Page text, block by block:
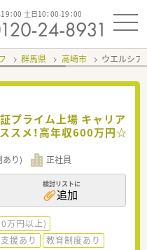
：00 土日10：00-19：00
群馬県 高崎市 ウエルシ
プライム上場 キャリア
スメ！高年収600万円☆
あり) 正社員
検討リストに
追加
万円以上)
援あり
教育制度あり